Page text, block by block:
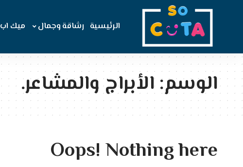
الرئيسية رشاقة وجمال ميك اب
الوسم:الأبراج والمشاعر.
Oops! Nothing here